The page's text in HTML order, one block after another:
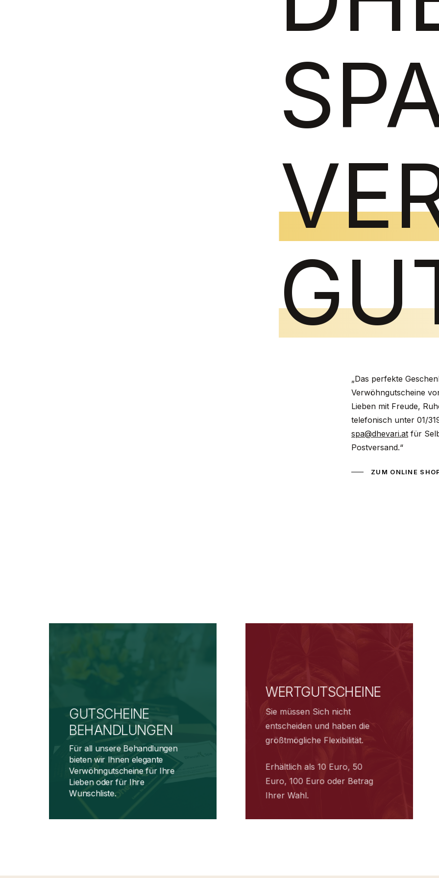
„Das perfekte
Verwöhngutscheine
Lieben mit Freude,
telefonisch unter 01/
spa@dhevari.at für
Postversand.“
ZUM ONLINE
GUTSCHEINE
BEHANDLUNGEN
Für all unsere Behandlungen
bieten wir Ihnen elegante
Verwöhngutscheine für Ihre
Lieben oder für Ihre
Wunschliste.
WERTGUTSCHEINE
Sie müssen Sich nicht
entscheiden und haben die
größtmögliche Flexibilität.
Erhältlich als 10 Euro, 50
Euro, 100 Euro oder Betrag
Ihrer Wahl.